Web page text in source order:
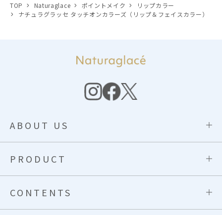
TOP Naturaglace ポイントメイク
リップカラー
ナチュラグラッセ タッチオンカラーズ（リップ＆フェイスカラー）
ABOUT US
PRODUCT
CONTENTS